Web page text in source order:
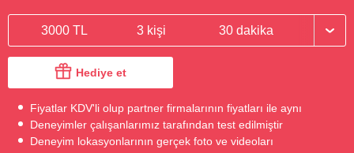
3000 TL 3 kişi 30 dakika
Hediye et
Fiyatlar KDV'li olup partner firmalarının fiyatları ile aynı
Deneyimler çalışanlarımız tarafından test edilmiştir
Deneyim lokasyonlarının gerçek foto ve videoları